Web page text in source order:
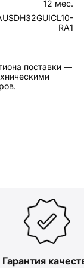
12 мес.
RA1
поставки —
Гарантия